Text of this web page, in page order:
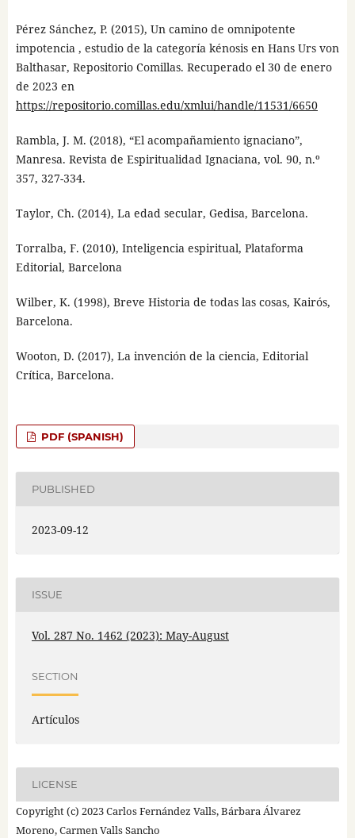
Pérez Sánchez, P. (2015), Un camino de omnipotente
impotencia , estudio de la categoría kénosis en Hans Urs von
Balthasar, Repositorio Comillas. Recuperado el 30 de enero
de 2023 en
https://repositorio.comillas.edu/xmlui/handle/11531/6650
Rambla, J. M. (2018), “El acompañamiento ignaciano”,
Manresa. Revista de Espiritualidad Ignaciana, vol. 90, n.º
357, 327-334.
Taylor, Ch. (2014), La edad secular, Gedisa, Barcelona.
Torralba, F. (2010), Inteligencia espiritual, Plataforma
Editorial, Barcelona
Wilber, K. (1998), Breve Historia de todas las cosas, Kairós,
Barcelona.
Wooton, D. (2017), La invención de la ciencia, Editorial
Crítica, Barcelona.
PDF (SPANISH)
PUBLISHED
2023-09-12
ISSUE
Vol. 287 No. 1462 (2023): May-August
SECTION
Artículos
LICENSE
Copyright (c) 2023 Carlos Fernández Valls, Bárbara Álvarez
Moreno, Carmen Valls Sancho